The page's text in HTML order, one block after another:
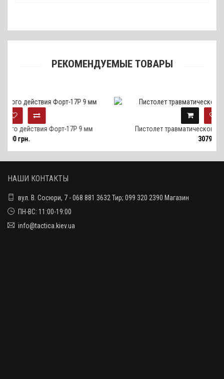
РЕКОМЕНДУЕМЫЕ ТОВАРЫ
Форт-17Р 9 мм
Пистолет травматического действия
НАШИ КОНТАКТЫ
вул. В. Сосюри, 7 - 068 881 3632 Тир; 099 320 2390 Магазин
ПН-ВС: 11:00-19:00
info@tactica.kiev.ua